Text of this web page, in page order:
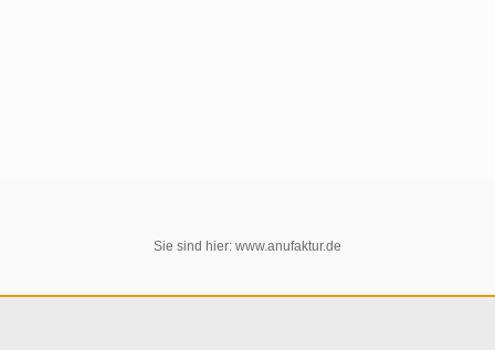
Sie sind hier: www.anufaktur.de